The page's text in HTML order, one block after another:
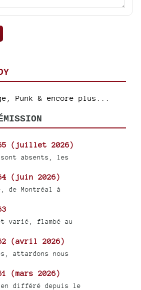
Punk & encore plus...
#65 (juillet 2026)
absents, les
#64 (juin 2026)
de Montréal à
varié, flambé au
#62 (avril 2026)
attardons nous
(mars 2026)
en différé depuis le